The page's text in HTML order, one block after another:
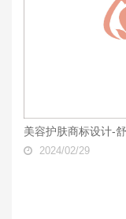
美容护肤商标设计-
2024/02/29